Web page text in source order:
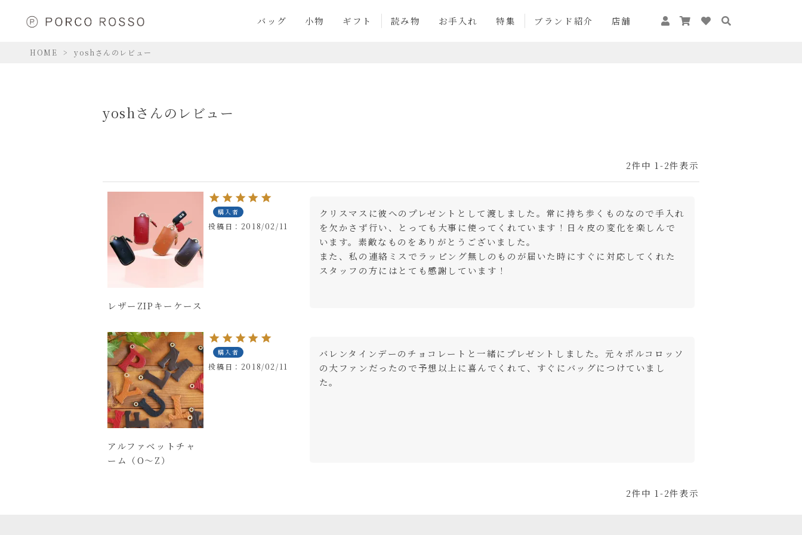
バッグ 小物 ギフト 読み物 お手入れ 特集 ブランド紹介 店舗
HOME yoshさんのレビュー
yoshさんのレビュー
2件中 1 -2件表示
レザーZIPキーケース
購入者
投稿日 2018/02/11
クリスマスに彼へのプレゼントとして渡しました。常に持ち歩くものなので手入れ
を欠かさず行い、とっても大事に使ってくれています！日々皮の変化を楽しんで
います。素敵なものをありがとうございました。
また、私の連絡ミスでラッピング無しのものが届いた時にすぐに対応してくれた
スタッフの方にはとても感謝しています！
アルファベットチャ
ーム（O～Z）
購入者
投稿日 2018/02/11
バレンタインデーのチョコレートと一緒にプレゼントしました。元々ポルコロッソ
の大ファンだったので予想以上に喜んでくれて、すぐにバッグにつけていまし
た。
2件中 1 -2件表示